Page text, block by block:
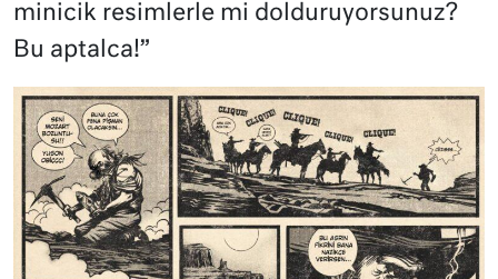
minicik resimlerle mi dolduruyorsunuz?
Bu aptalca!”